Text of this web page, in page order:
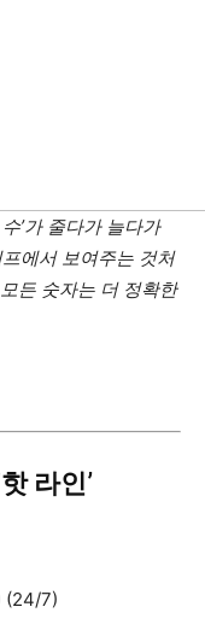
’가 줄다가 늘다가
에서 보여주는 것처
든 숫자는 더 정확한
라인’
(24/7)